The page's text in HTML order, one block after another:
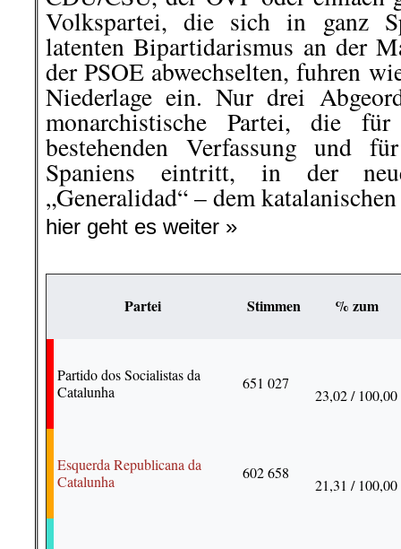
Volkspartei, die sich in ganz
latenten Bipartidarismus an der
der PSOE abwechselten, fuhren
Niederlage ein. Nur drei
monarchistische Partei, die
bestehenden Verfassung und
Spaniens eintritt, in der
„Generalidad“ – dem
hier geht es weiter »
Partei Stimmen % zum
Partido dos Socialistas da
Catalunha
651 027
23,02 / 100,00
Esquerda Republicana da
Catalunha
602 658
21,31 / 100,00